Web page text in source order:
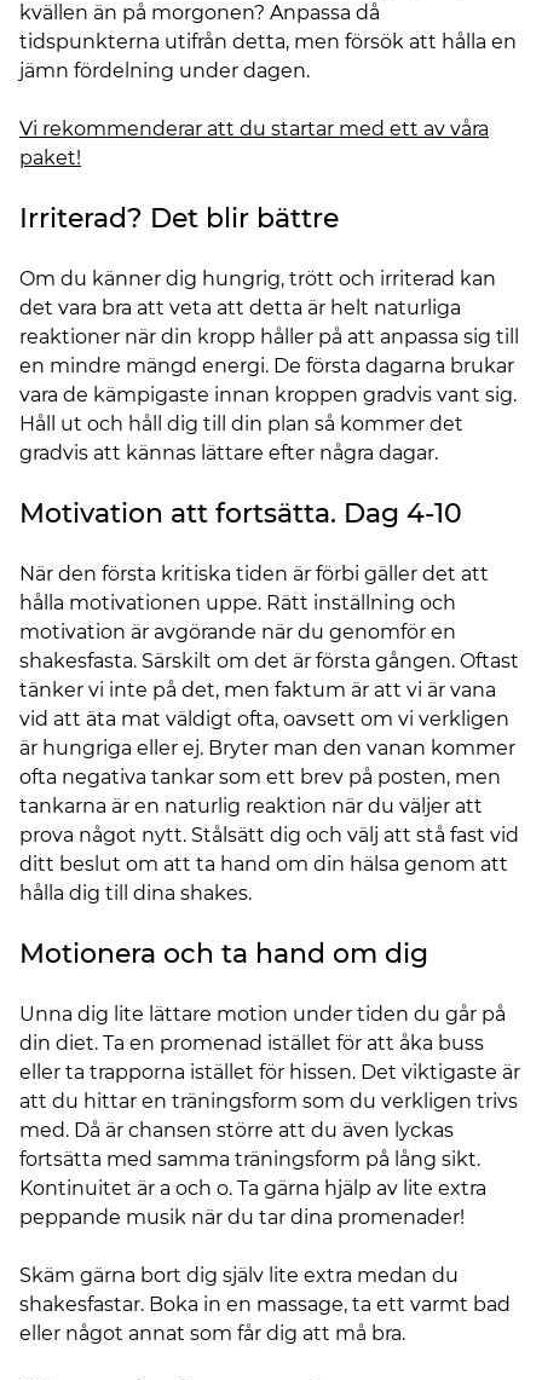
kvällen än på morgonen? Anpassa då
tidspunkterna utifrån detta, men försök att hålla en
jämn fördelning under dagen.
Vi rekommenderar att du startar med ett av våra
paket!
Irriterad? Det blir bättre
Om du känner dig hungrig, trött och irriterad kan
det vara bra att veta att detta är helt naturliga
reaktioner när din kropp håller på att anpassa sig till
en mindre mängd energi. De första dagarna brukar
vara de kämpigaste innan kroppen gradvis vant sig.
Håll ut och håll dig till din plan så kommer det
gradvis att kännas lättare efter några dagar.
Motivation att fortsätta. Dag 4-10
När den första kritiska tiden är förbi gäller det att
hålla motivationen uppe. Rätt inställning och
motivation är avgörande när du genomför en
shakesfasta. Särskilt om det är första gången. Oftast
tänker vi inte på det, men faktum är att vi är vana
vid att äta mat väldigt ofta, oavsett om vi verkligen
är hungriga eller ej. Bryter man den vanan kommer
ofta negativa tankar som ett brev på posten, men
tankarna är en naturlig reaktion när du väljer att
prova något nytt. Stålsätt dig och välj att stå fast vid
ditt beslut om att ta hand om din hälsa genom att
hålla dig till dina shakes.
Motionera och ta hand om dig
Unna dig lite lättare motion under tiden du går på
din diet. Ta en promenad istället för att åka buss
eller ta trapporna istället för hissen. Det viktigaste är
att du hittar en träningsform som du verkligen trivs
med. Då är chansen större att du även lyckas
fortsätta med samma träningsform på lång sikt.
Kontinuitet är a och o. Ta gärna hjälp av lite extra
peppande musik när du tar dina promenader!
Skäm gärna bort dig själv lite extra medan du
shakesfastar. Boka in en massage, ta ett varmt bad
eller något annat som får dig att må bra.